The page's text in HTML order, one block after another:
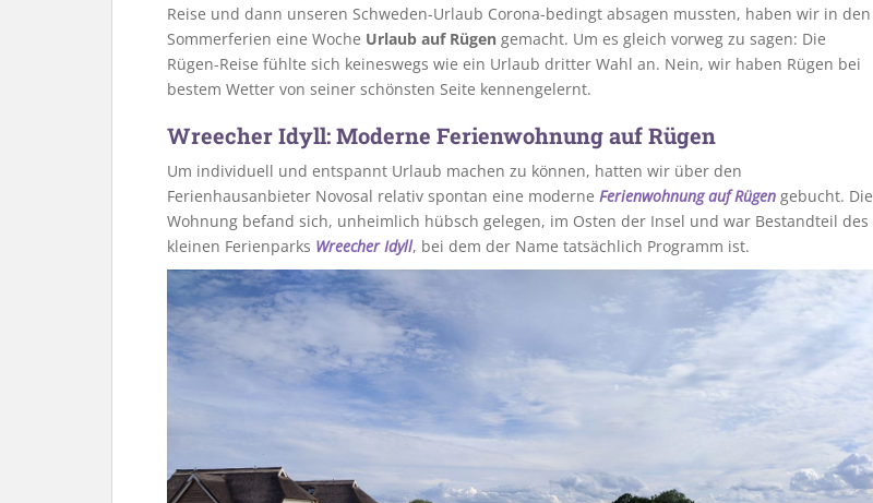
Reise und dann unseren Schweden-Urlaub Corona-bedingt absagen mussten, haben wir in den
Sommerferien eine Woche Urlaub auf Rügen gemacht. Um es gleich vorweg zu sagen: Die
Rügen-Reise fühlte sich keineswegs wie ein Urlaub dritter Wahl an. Nein, wir haben Rügen bei
bestem Wetter von seiner schönsten Seite kennengelernt.
Wreecher Idyll: Moderne Ferienwohnung auf Rügen
Um individuell und entspannt Urlaub machen zu können, hatten wir über den
Ferienhausanbieter Novosal relativ spontan eine moderne Ferienwohnung auf Rügen gebucht. Die
Wohnung befand sich, unheimlich hübsch gelegen, im Osten der Insel und war Bestandteil des
kleinen Ferienparks Wreecher Idyll, bei dem der Name tatsächlich Programm ist.